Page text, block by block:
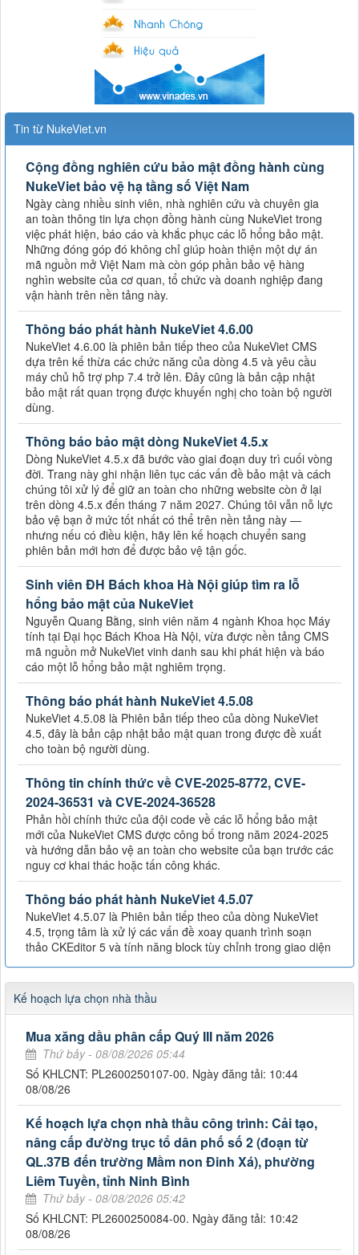
Tin từ NukeViet.vn
Cộng đồng nghiên cứu bảo mật đồng hành cùng
NukeViet bảo vệ hạ tầng số Việt Nam
Ngày càng nhiều sinh viên, nhà nghiên cứu và chuyên gia
an toàn thông tin lựa chọn đồng hành cùng NukeViet trong
việc phát hiện, báo cáo và khắc phục các lỗ hổng bảo mật.
Những đóng góp đó không chỉ giúp hoàn thiện một dự án
mã nguồn mở Việt Nam mà còn góp phần bảo vệ hàng
nghìn website của cơ quan, tổ chức và doanh nghiệp đang
vận hành trên nền tảng này.
Thông báo phát hành NukeViet 4.6.00
NukeViet 4.6.00 là phiên bản tiếp theo của NukeViet CMS
dựa trên kế thừa các chức năng của dòng 4.5 và yêu cầu
máy chủ hỗ trợ php 7.4 trở lên. Đây cũng là bản cập nhật
bảo mật rất quan trọng được khuyến nghị cho toàn bộ người
dùng.
Thông báo bảo mật dòng NukeViet 4.5.x
Dòng NukeViet 4.5.x đã bước vào giai đoạn duy trì cuối vòng
đời. Trang này ghi nhận liên tục các vấn đề bảo mật và cách
chúng tôi xử lý để giữ an toàn cho những website còn ở lại
trên dòng 4.5.x đến tháng 7 năm 2027. Chúng tôi vẫn nỗ lực
bảo vệ bạn ở mức tốt nhất có thể trên nền tảng này —
nhưng nếu có điều kiện, hãy lên kế hoạch chuyển sang
phiên bản mới hơn để được bảo vệ tận gốc.
Sinh viên ĐH Bách khoa Hà Nội giúp tìm ra lỗ
hổng bảo mật của NukeViet
Nguyễn Quang Bằng, sinh viên năm 4 ngành Khoa học Máy
tính tại Đại học Bách Khoa Hà Nội, vừa được nền tảng CMS
mã nguồn mở NukeViet vinh danh sau khi phát hiện và báo
cáo một lỗ hổng bảo mật nghiêm trọng.
Thông báo phát hành NukeViet 4.5.08
NukeViet 4.5.08 là Phiên bản tiếp theo của dòng NukeViet
4.5, đây là bản cập nhật bảo mật quan trong được đề xuất
cho toàn bộ người dùng.
Thông tin chính thức về CVE-2025-8772, CVE-
2024-36531 và CVE-2024-36528
Phản hồi chính thức của đội code về các lỗ hổng bảo mật
mới của NukeViet CMS được công bố trong năm 2024-2025
và hướng dẫn bảo vệ an toàn cho website của bạn trước các
nguy cơ khai thác hoặc tấn công khác.
Thông báo phát hành NukeViet 4.5.07
NukeViet 4.5.07 là Phiên bản tiếp theo của dòng NukeViet
4.5, trọng tâm là xử lý các vấn đề xoay quanh trình soạn
thảo CKEditor 5 và tính năng block tùy chỉnh trong giao diện
Kế hoạch lựa chọn nhà thầu
Mua xăng dầu phân cấp Quý III năm 2026
Thứ bảy - 08/08/2026 05:44
Số KHLCNT: PL2600250107-00. Ngày đăng tải: 10:44
08/08/26
Kế hoạch lựa chọn nhà thầu công trình: Cải tạo,
nâng cấp đường trục tổ dân phố số 2 (đoạn từ
QL.37B đến trường Mầm non Đinh Xá), phường
Liêm Tuyền, tỉnh Ninh Bình
Thứ bảy - 08/08/2026 05:42
Số KHLCNT: PL2600250084-00. Ngày đăng tải: 10:42
08/08/26